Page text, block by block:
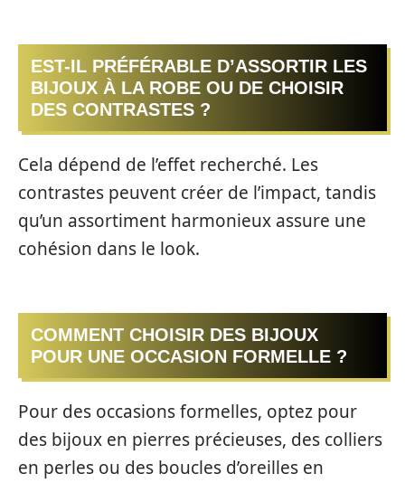
EST-IL PRÉFÉRABLE D’ASSORTIR LES
BIJOUX À LA ROBE OU DE CHOISIR
DES CONTRASTES ?
Cela dépend de l’effet recherché. Les
contrastes peuvent créer de l’impact, tandis
qu’un assortiment harmonieux assure une
cohésion dans le look.
COMMENT CHOISIR DES BIJOUX
POUR UNE OCCASION FORMELLE ?
Pour des occasions formelles, optez pour
des bijoux en pierres précieuses, des colliers
en perles ou des boucles d’oreilles en